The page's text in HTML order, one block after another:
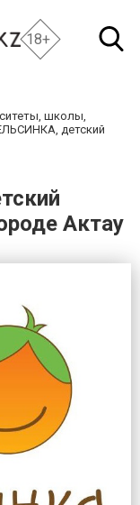
18+
школы,
детский
Актау